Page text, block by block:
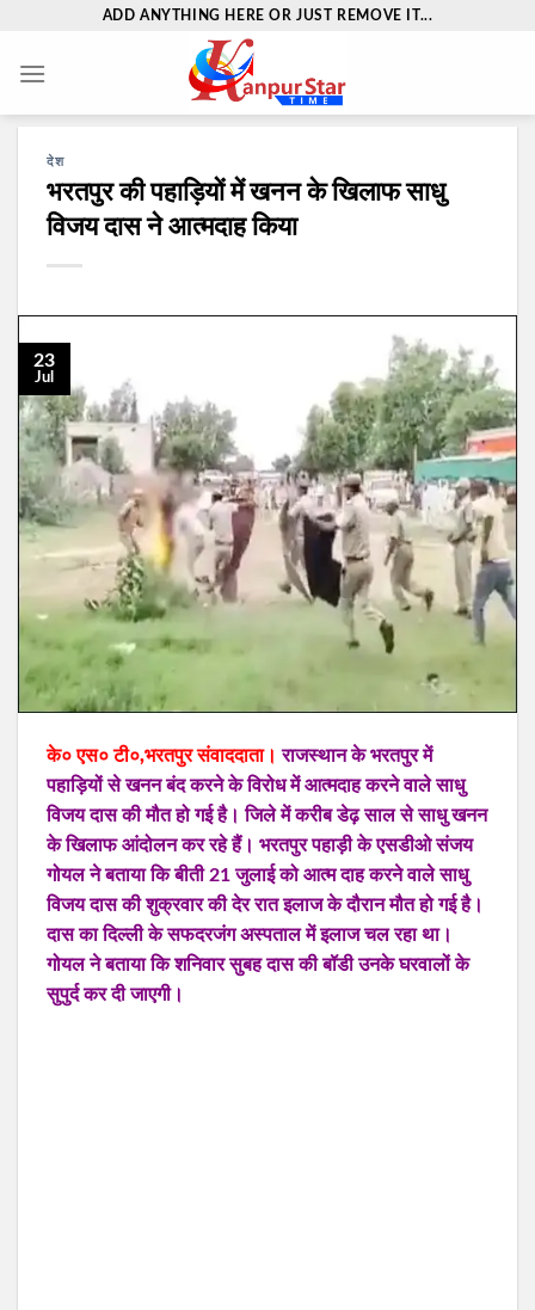
content
ADD ANYTHING HERE OR JUST REMOVE IT...
देश
भरतपुर की पहाड़ियों में खनन के खिलाफ साधु
विजय दास ने आत्मदाह किया
23
Jul
के० एस० टी०,भरतपुर संवाददाता। राजस्थान के भरतपुर में
पहाड़ियों से खनन बंद करने के विरोध में आत्मदाह करने वाले साधु
विजय दास की मौत हो गई है। जिले में करीब डेढ़ साल से साधु खनन
के खिलाफ आंदोलन कर रहे हैं। भरतपुर पहाड़ी के एसडीओ संजय
गोयल ने बताया कि बीती 21 जुलाई को आत्म दाह करने वाले साधु
विजय दास की शुक्रवार की देर रात इलाज के दौरान मौत हो गई है।
दास का दिल्ली के सफदरजंग अस्पताल में इलाज चल रहा था।
गोयल ने बताया कि शनिवार सुबह दास की बॉडी उनके घरवालों के
सुपुर्द कर दी जाएगी।